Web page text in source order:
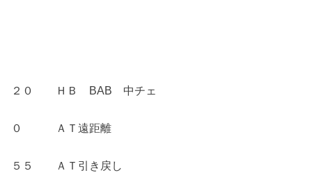
２０ ＨＢ BAB 中チェ
０ ＡＴ遠距離
５５ ＡＴ引き戻し